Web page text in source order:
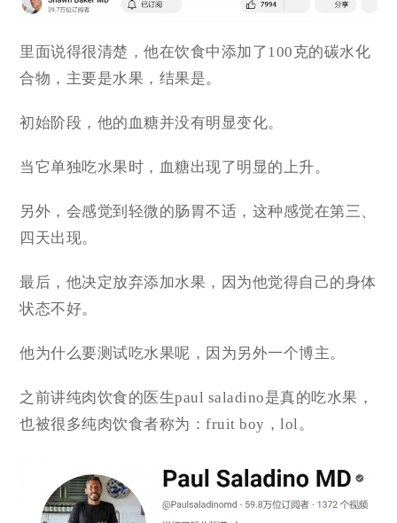
里面说得很清楚，他在饮食中添加了100克的碳水化
合物，主要是水果，结果是。
初始阶段，他的血糖并没有明显变化。
当它单独吃水果时，血糖出现了明显的上升。
另外，会感觉到轻微的肠胃不适，这种感觉在第三、
四天出现。
最后，他决定放弃添加水果，因为他觉得自己的身体
状态不好。
他为什么要测试吃水果呢，因为另外一个博主。
之前讲纯肉饮食的医生paul saladino是真的吃水果，
也被很多纯肉饮食者称为：fruit boy，lol。